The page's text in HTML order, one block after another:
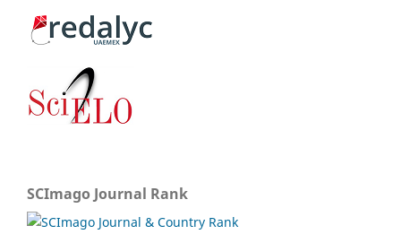
SCImago Journal Rank